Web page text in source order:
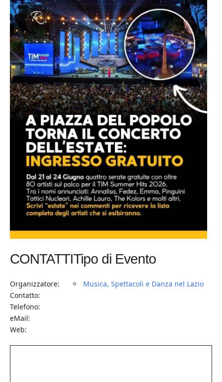
CONTATTI
Organizzatore:
Contatto:
Telefono:
eMail:
Web:
Tipo di Evento
Musica, Spettacoli e Danza nel Lazio